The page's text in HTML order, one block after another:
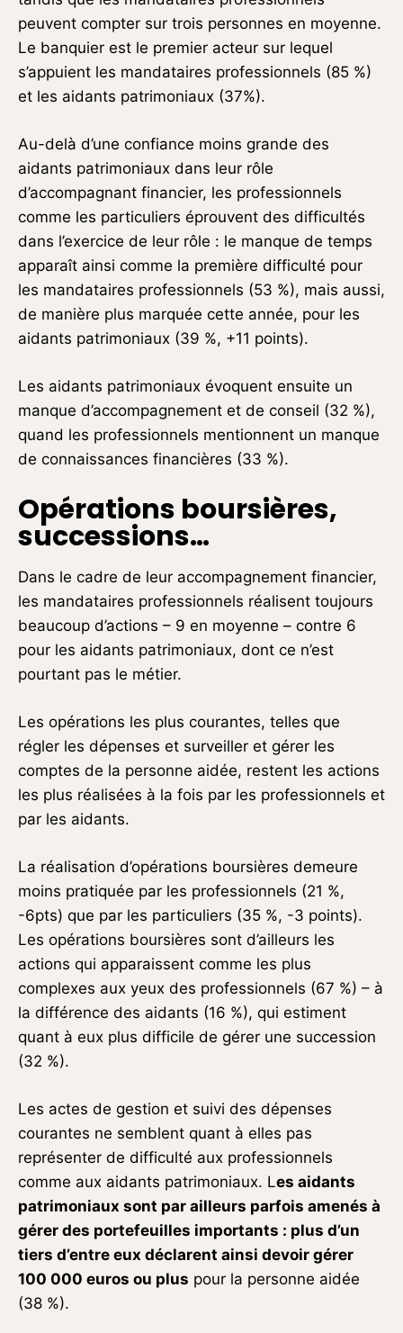
peuvent compter sur trois personnes en moyenne.
Le banquier est le premier acteur sur lequel
s’appuient les mandataires professionnels (85 %)
et les aidants patrimoniaux (37%).
Au-delà d’une confiance moins grande des
aidants patrimoniaux dans leur rôle
d’accompagnant financier, les professionnels
comme les particuliers éprouvent des difficultés
dans l’exercice de leur rôle : le manque de temps
apparaît ainsi comme la première difficulté pour
les mandataires professionnels (53 %), mais aussi,
de manière plus marquée cette année, pour les
aidants patrimoniaux (39 %, +11 points).
Les aidants patrimoniaux évoquent ensuite un
manque d’accompagnement et de conseil (32 %),
quand les professionnels mentionnent un manque
de connaissances financières (33 %).
Opérations boursières,
successions…
Dans le cadre de leur accompagnement financier,
les mandataires professionnels réalisent toujours
beaucoup d’actions – 9 en moyenne – contre 6
pour les aidants patrimoniaux, dont ce n’est
pourtant pas le métier.
Les opérations les plus courantes, telles que
régler les dépenses et surveiller et gérer les
comptes de la personne aidée, restent les actions
les plus réalisées à la fois par les professionnels et
par les aidants.
La réalisation d’opérations boursières demeure
moins pratiquée par les professionnels (21 %,
-6pts) que par les particuliers (35 %, -3 points).
Les opérations boursières sont d’ailleurs les
actions qui apparaissent comme les plus
complexes aux yeux des professionnels (67 %) – à
la différence des aidants (16 %), qui estiment
quant à eux plus difficile de gérer une succession
(32 %).
Les actes de gestion et suivi des dépenses
courantes ne semblent quant à elles pas
représenter de difficulté aux professionnels
comme aux aidants patrimoniaux. Les aidants
patrimoniaux sont par ailleurs parfois amenés à
gérer des portefeuilles importants : plus d’un
tiers d’entre eux déclarent ainsi devoir gérer
100 000 euros ou plus pour la personne aidée
(38 %).